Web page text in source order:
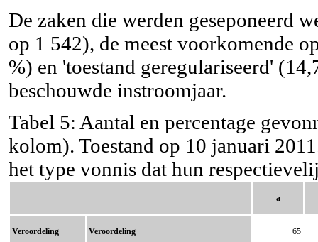
De zaken die werden geseponeerd
op 1 542), de meest voorkomende
%) en 'toestand geregulariseerd'
beschouwde instroomjaar.
Tabel 5: Aantal en percentage
kolom). Toestand op 10 januari
het type vonnis dat hun
a
Veroordeling Veroordeling 65